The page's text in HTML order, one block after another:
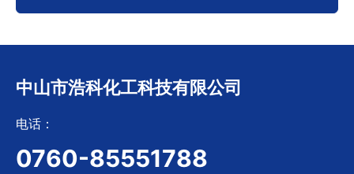
中山市浩科化工科技有限公司
电话：
0760-85551788